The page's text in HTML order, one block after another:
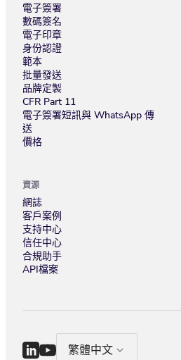
電子簽署
數碼簽名
電子印章
身份認證
範本
批量發送
品牌定製
CFR Part 11
電子簽署短訊與 WhatsApp 傳
送
價格
資源
網誌
客戶案例
支持中心
信任中心
合規助手
API檔案
繁體中文